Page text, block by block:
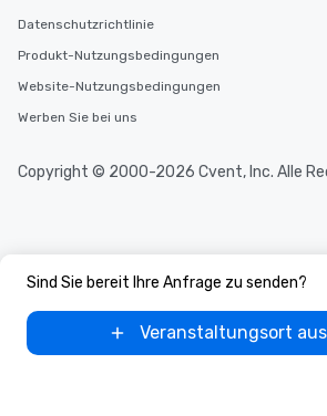
Sind Sie bereit Ihre Anfrage zu senden?
Veranstaltungsort
Datenschutzrichtlinie
Produkt-Nutzungsbedingungen
Website-Nutzungsbedingungen
Werben Sie bei uns
Copyright © 2000-2026 Cvent, Inc. Alle